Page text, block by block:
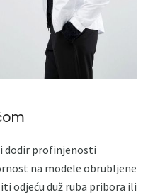
dodir profinjenosti
na modele obrubljene
odjeću duž ruba pribora ili